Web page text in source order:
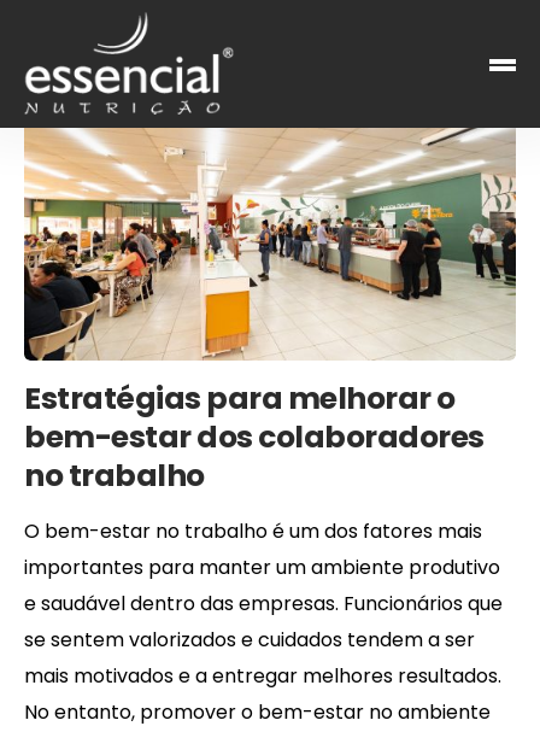
Estratégias para melhorar o
bem-estar dos colaboradores
no trabalho
O bem-estar no trabalho é um dos fatores mais
importantes para manter um ambiente produtivo
e saudável dentro das empresas. Funcionários que
se sentem valorizados e cuidados tendem a ser
mais motivados e a entregar melhores resultados.
No entanto, promover o bem-estar no ambiente